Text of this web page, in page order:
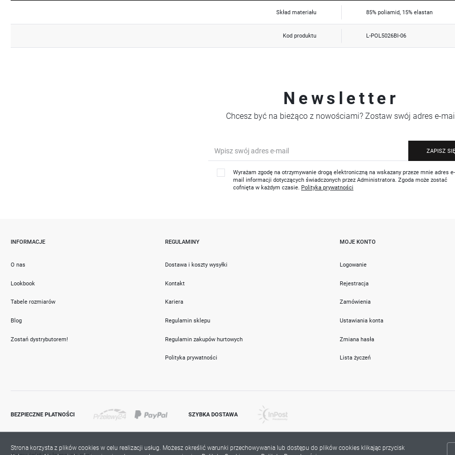
Skład materiału 85% poliamid, 15% elastan
Kod produktu L-POL5026BI-06
Newsletter
Chcesz być na bieżąco z nowościami? Zostaw swój adres e-mail
ZAPISZ SIĘ
Wyrażam zgodę na otrzymywanie drogą elektroniczną na wskazany przeze mnie adres e-
mail informacji dotyczących świadczonych przez Administratora. Zgoda może zostać
cofnięta w każdym czasie. Polityka prywatności
INFORMACJE
O nas
Lookbook
Tabele rozmiarów
Blog
Zostań dystrybutorem!
REGULAMINY
Dostawa i koszty wysyłki
Kontakt
Kariera
Regulamin sklepu
Regulamin zakupów hurtowych
Polityka prywatności
MOJE KONTO
Logowanie
Rejestracja
Zamówienia
Ustawiania konta
Zmiana hasła
Lista życzeń
BEZPIECZNE PŁATNOŚCI SZYBKA DOSTAWA
Strona korzysta z plików cookies w celu realizacji usług. Możesz określić warunki przechowywania lub dostępu do plików cookies klikając przycisk